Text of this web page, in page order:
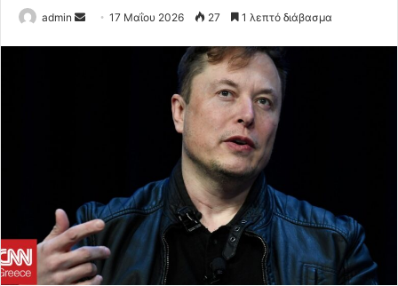
admin
Send17 Μαΐου 2026 27 1 λεπτό διάβασμα